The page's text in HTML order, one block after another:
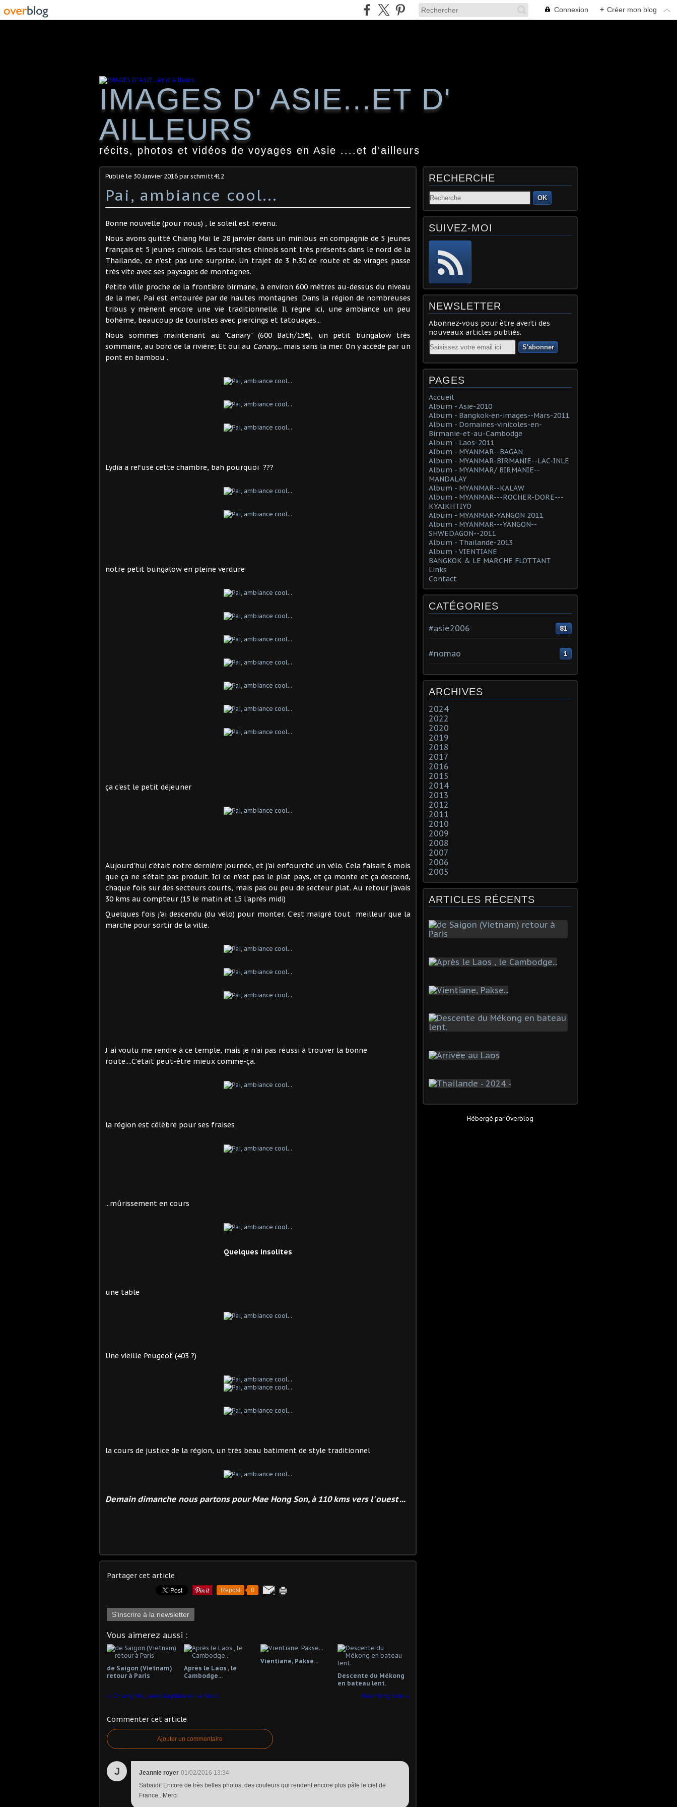
Connexion + Créer mon blog
IMAGES D' ASIE...ET D'
AILLEURS
récits, photos et vidéos de voyages en Asie ....et d'ailleurs
Publié le 30 Janvier 2016 par schmitt412
Pai, ambiance cool...
Bonne nouvelle (pour nous) , le soleil est revenu.
Nous avons quitté Chiang Mai le 28 janvier dans un minibus en compagnie de 5 jeunes
français et 5 jeunes chinois. Les touristes chinois sont très présents dans le nord de la
Thailande, ce n'est pas une surprise. Un trajet de 3 h.30 de route et de virages passe
très vite avec ses paysages de montagnes.
Petite ville proche de la frontière birmane, à environ 600 mètres au-dessus du niveau
de la mer, Pai est entourée par de hautes montagnes .Dans la région de nombreuses
tribus y mènent encore une vie traditionnelle. Il règne ici, une ambiance un peu
bohème, beaucoup de touristes avec piercings et tatouages...
Nous sommes maintenant au "Canary" (600 Bath/15€), un petit bungalow très
sommaire, au bord de la rivière; Et oui au Canary,... mais sans la mer. On y accède par un
pont en bambou .
Lydia a refusé cette chambre, bah pourquoi ???
notre petit bungalow en pleine verdure
ça c'est le petit déjeuner
Aujourd'hui c'était notre dernière journée, et j'ai enfourché un vélo. Cela faisait 6 mois
que ça ne s'était pas produit. Ici ce n'est pas le plat pays, et ça monte et ça descend,
chaque fois sur des secteurs courts, mais pas ou peu de secteur plat. Au retour j'avais
30 kms au compteur (15 le matin et 15 l'après midi)
Quelques fois j'ai descendu (du vélo) pour monter. C'est malgré tout meilleur que la
marche pour sortir de la ville.
J' ai voulu me rendre à ce temple, mais je n'ai pas réussi à trouver la bonne
route....C'était peut-être mieux comme-ça.
la région est célèbre pour ses fraises
...mûrissement en cours
Quelques insolites
une table
Une vieille Peugeot (403 ?)
la cours de justice de la région, un très beau batiment de style traditionnel
Demain dimanche nous partons pour Mae Hong Son, à 110 kms vers l' ouest ...
Partager cet article
Repost 0
S'inscrire à la newsletter
Vous aimerez aussi :
de Saigon (Vietnam)
retour à Paris
Après le Laos , le
Cambodge...
Vientiane, Pakse...
Descente du Mékong
en bateau lent.
Chiang Mai, avec la pluie et le froid
Mae Hong Son
Commenter cet article
Ajouter un commentaire
J Jeannie royer 01/02/2016 13:34
Sabaidi! Encore de très belles photos, des couleurs qui rendent encore plus pâle le ciel de
France...Merci
RECHERCHE
OK
SUIVEZ-MOI
NEWSLETTER
Abonnez-vous pour être averti des
nouveaux articles publiés.
Email
PAGES
Accueil
Album - Asie-2010
Album - Bangkok-en-images--Mars-2011
Album - Domaines-vinicoles-en-
Birmanie-et-au-Cambodge
Album - Laos-2011
Album - MYANMAR--BAGAN
Album - MYANMAR-BIRMANIE--LAC-INLE
Album - MYANMAR/ BIRMANIE--
MANDALAY
Album - MYANMAR--KALAW
Album - MYANMAR---ROCHER-DORE---
KYAIKHTIYO
Album - MYANMAR-YANGON 2011
Album - MYANMAR---YANGON--
SHWEDAGON--2011
Album - Thailande-2013
Album - VIENTIANE
BANGKOK & LE MARCHE FLOTTANT
Links
Contact
CATÉGORIES
#asie2006 81
#nomao 1
ARCHIVES
2024
2022
2020
2019
2018
2017
2016
2015
2014
2013
2012
2011
2010
2009
2008
2007
2006
2005
ARTICLES RÉCENTS
Hébergé parOverblog